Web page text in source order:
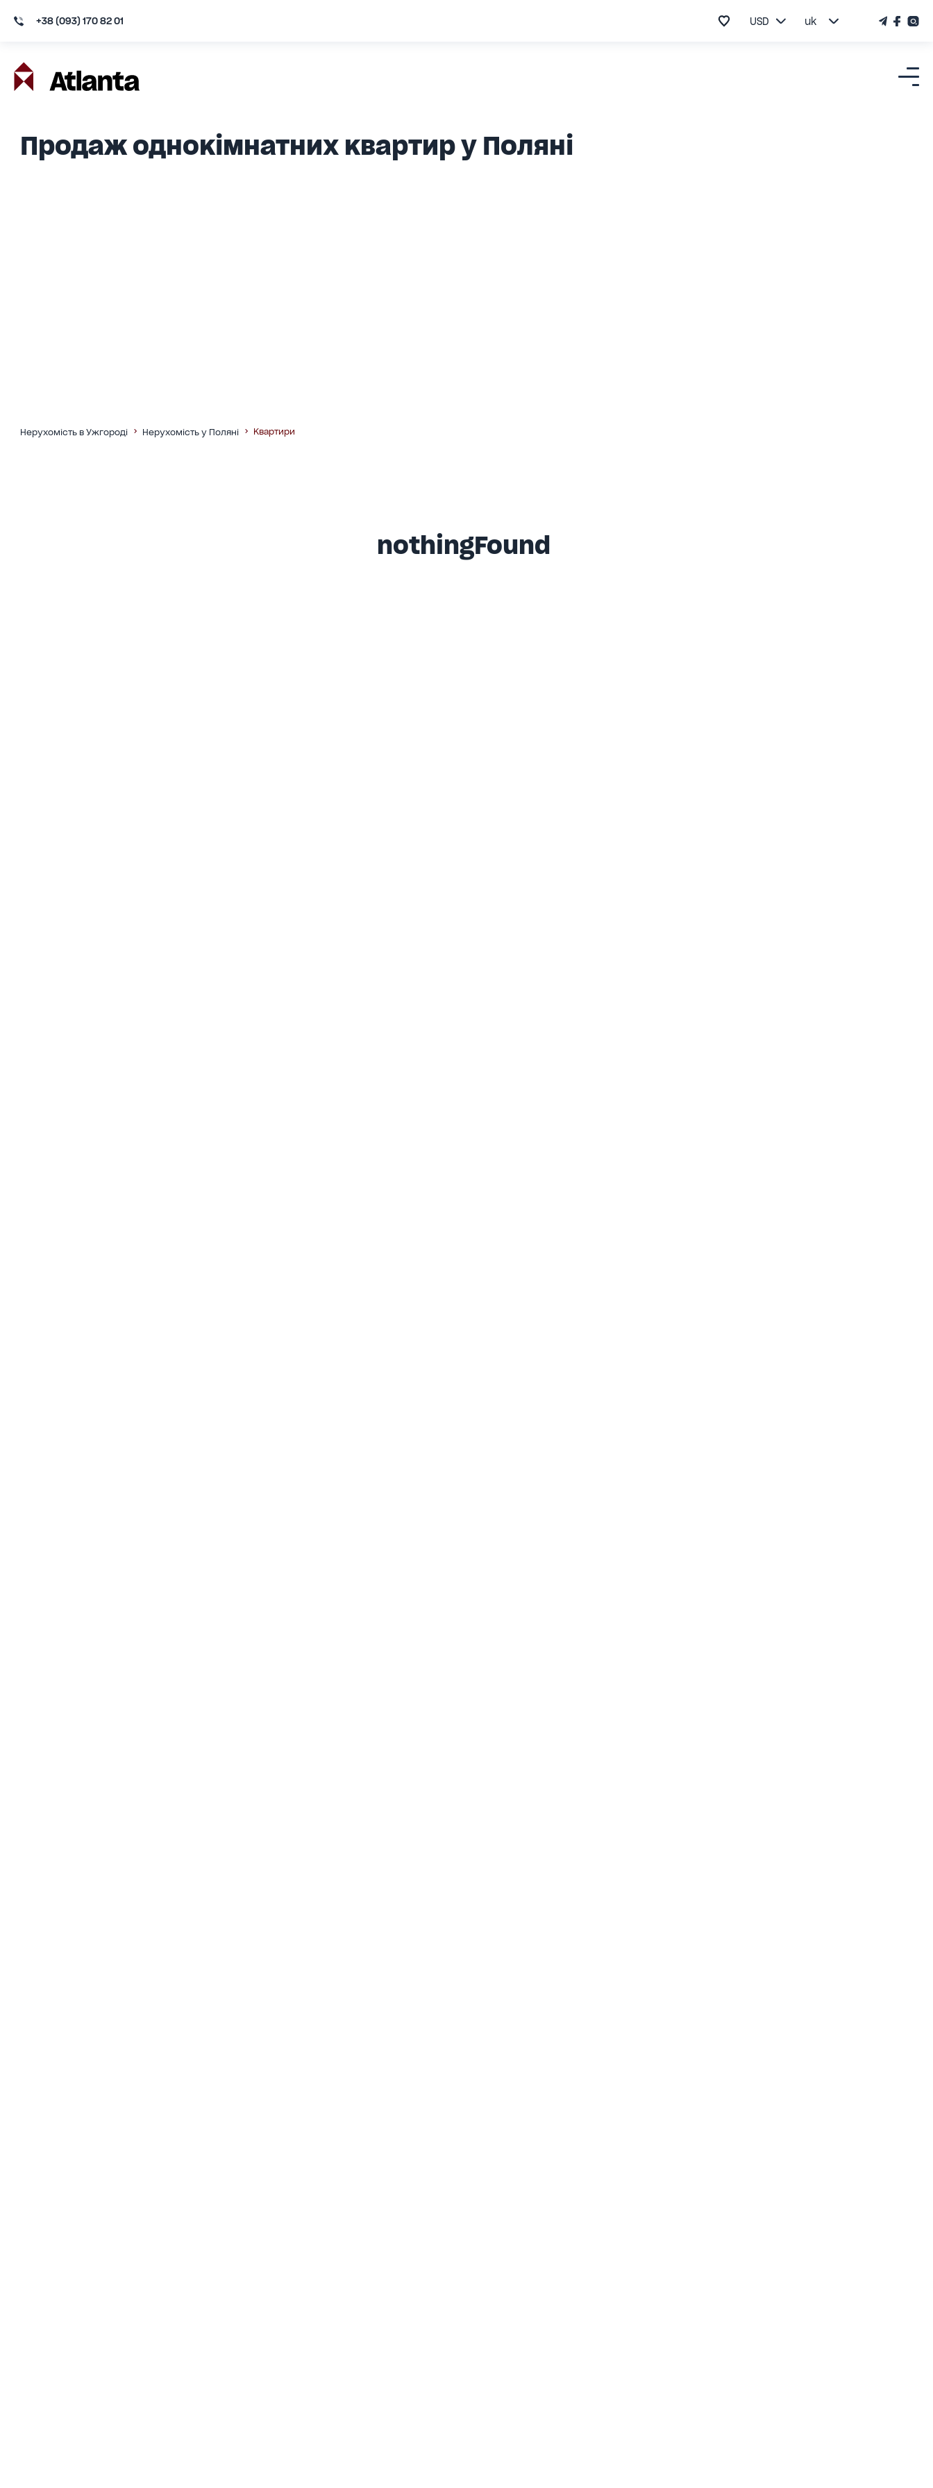
+38 (093) 170 82 01 USD uk
Продаж однокімнатних квартир у Поляні
Нерухомість в Ужгороді Нерухомість у Поляні Квартири
nothingFound